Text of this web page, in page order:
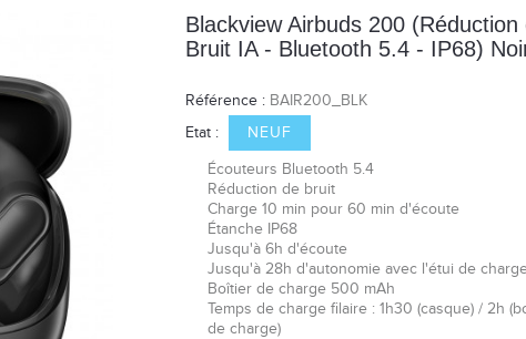
Blackview Airbuds 200 (Réduction
Bruit IA - Bluetooth 5.4 - IP68)
Référence : BAIR200_BLK
Etat :
NEUF
Écouteurs Bluetooth 5.4
Réduction de bruit
Charge 10 min pour 60 min d'écoute
Étanche IP68
Jusqu'à 6h d'écoute
Jusqu'à 28h d'autonomie avec l'étui de
Boîtier de charge 500 mAh
Temps de charge filaire : 1h30 (casque) / 2h
de charge)